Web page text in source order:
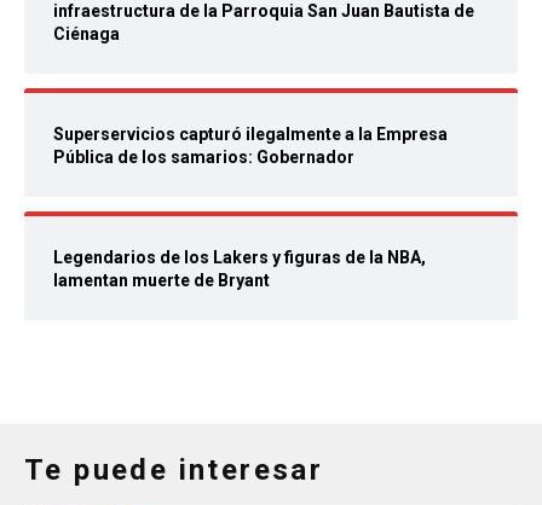
infraestructura de la Parroquia San Juan Bautista de
Ciénaga
Superservicios capturó ilegalmente a la Empresa
Pública de los samarios: Gobernador
Legendarios de los Lakers y figuras de la NBA,
lamentan muerte de Bryant
Te puede interesar